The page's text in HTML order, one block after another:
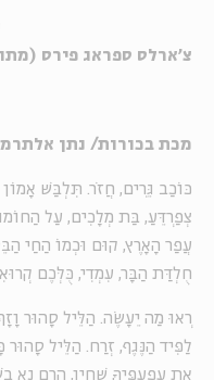
קינות על
צ'ארלס ספראג פירס
מכת בכורות/ נתן
כּוֹכַב גֵּרִים, חֲזֹר. תִּלְבַּשׁ אָמוֹן
צְפַרְדֵּעַ, בַּת מְלָכִים, עַל
עֲפַר הָאָרֶץ, קוּם וּכְמוֹ הַחַי
חֻלְדַּת הַבָּר, עִמְדִי, כֻּלְּכֶם
רְאוּ מַה יֵעָשֶׂה. הַלֵּיל סָהוּר
לַפִּיד הַנֶּגֶף, זְרַח. הַלֵּיל סָהוּר
אֶת עַפְעַפֶּיךָ, שְׁחִין, הָרֵם נָא